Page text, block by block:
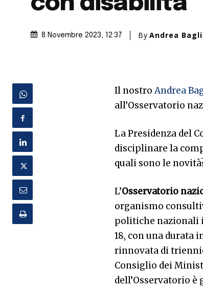
8 Novembre 2023, 12:37 By Andrea
Il nostroAndrea
all’Osservatorio
La Presidenza del
disciplinare la
quali sono le
L’Osservatorio
organismo
politiche nazionali
18, con una durata
rinnovata di
Consiglio dei
dell’Osservatorio